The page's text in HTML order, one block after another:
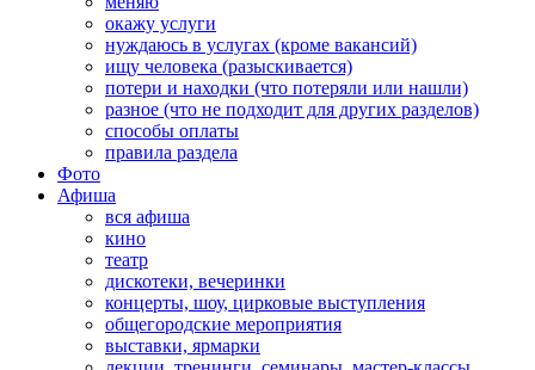
окажу услуги
нуждаюсь в услугах (кроме вакансий)
ищу человека (разыскивается)
потери и находки (что потеряли или нашли)
разное (что не подходит для других разделов)
способы оплаты
правила раздела
Фото
Афиша
вся афиша
кино
театр
дискотеки, вечеринки
концерты, шоу, цирковые выступления
общегородские мероприятия
выставки, ярмарки